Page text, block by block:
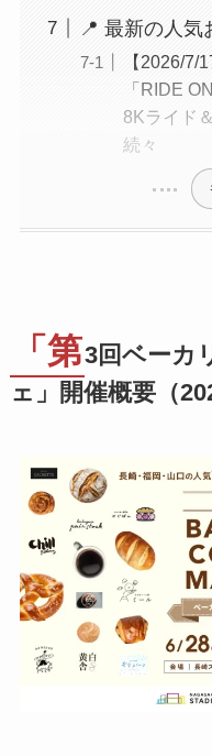
📍 最新の人気
【2026/7/
「RIDE
8Kライド
続々
「第3回ベーカ
ェ」開催概要（